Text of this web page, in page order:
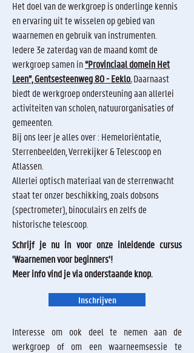
Het doel van de werkgroep is onderlinge kennis
en ervaring uit te wisselen op gebied van
waarnemen en gebruik van instrumenten.
Iedere 3e zaterdag van de maand komt de
werkgroep samen in“Provinciaal domein Het
Leen”, Gentsesteenweg 80 - Eeklo.Daarnaast
biedt de werkgroep ondersteuning aan allerlei
activiteiten van scholen, natuurorganisaties of
gemeenten.
Bij ons leer je alles over : Hemeloriëntatie,
Sterrenbeelden, Verrekijker & Telescoop en
Atlassen.
Allerlei optisch materiaal van de sterrenwacht
staat ter onzer beschikking, zoals dobsons
(spectrometer), binoculairs en zelfs de
historische telescoop.
Schrijf je nu in voor onze inleidende cursus
'Waarnemen voor beginners'!
Meer info vind je via onderstaande knop.
Inschrijven
Interesse om ook deel te nemen aan de
werkgroep of om een waarneemsessie te